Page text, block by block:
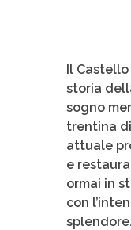
Il
storia
sogno
trentina
attuale
e
ormai in
con
splendore.